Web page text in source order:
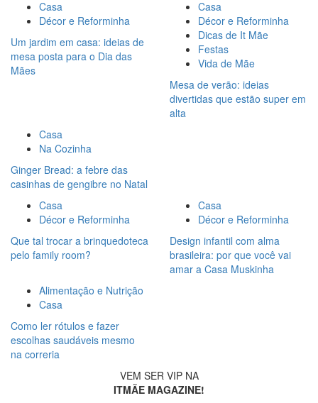
Casa
Décor e Reforminha
Um jardim em casa: ideias de
mesa posta para o Dia das
Mães
Casa
Décor e Reforminha
Dicas de It Mãe
Festas
Vida de Mãe
Mesa de verão: ideias
divertidas que estão super em
alta
Casa
Na Cozinha
Ginger Bread: a febre das
casinhas de gengibre no Natal
Casa
Décor e Reforminha
Que tal trocar a brinquedoteca
pelo family room?
Casa
Décor e Reforminha
Design infantil com alma
brasileira: por que você vai
amar a Casa Muskinha
Alimentação e Nutrição
Casa
Como ler rótulos e fazer
escolhas saudáveis mesmo
na correria
VEM SER VIP NA
ITMÃE MAGAZINE!